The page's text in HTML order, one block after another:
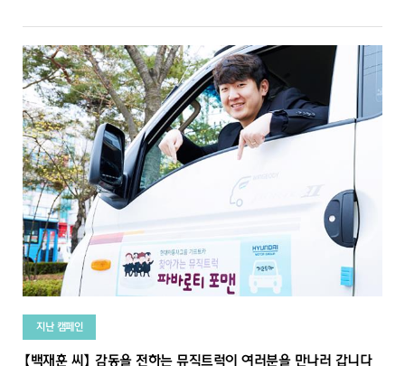
지난 캠페인
【백재훈 씨】 감동을 전하는 뮤직트럭이 여러분을 만나러 갑니다